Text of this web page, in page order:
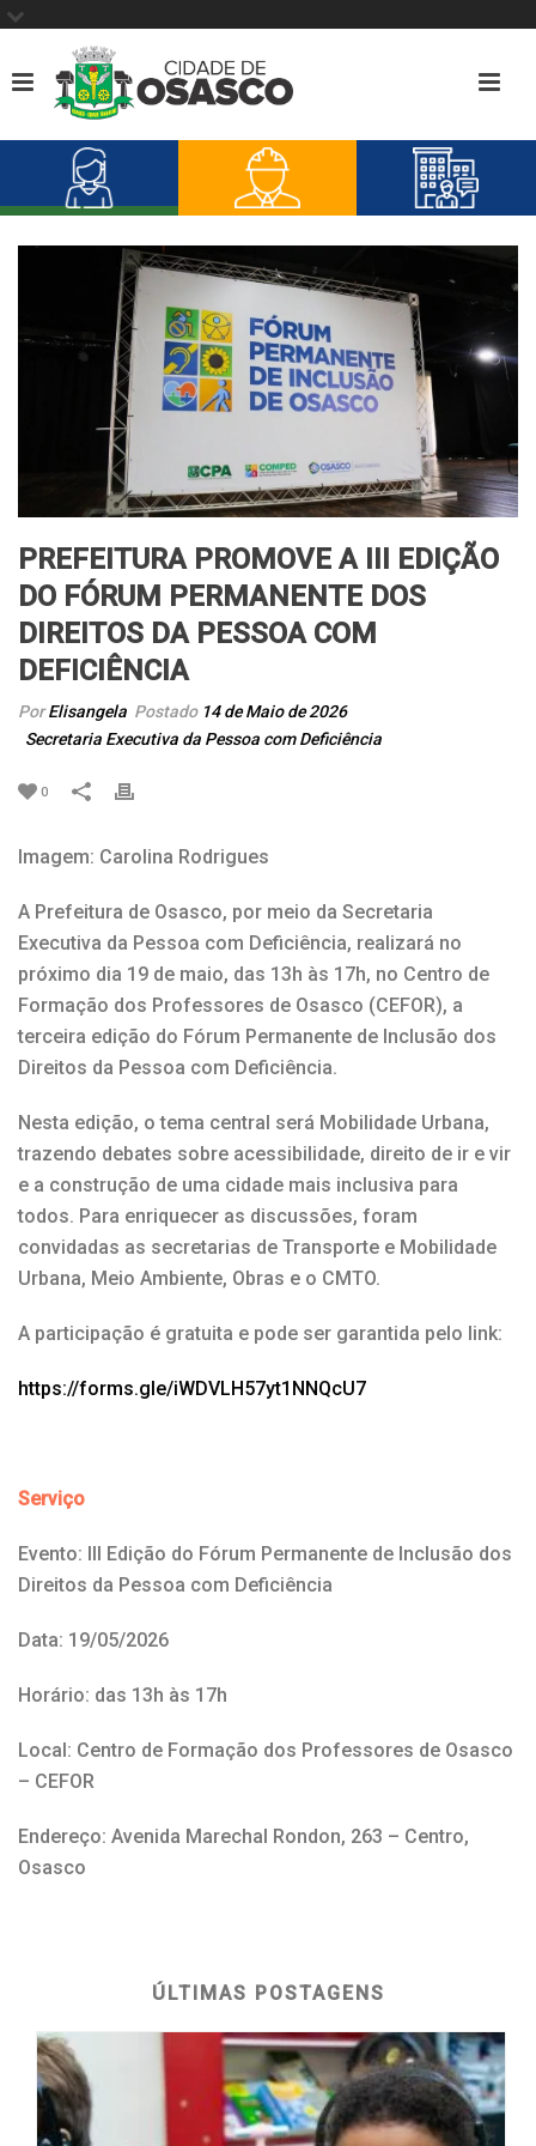
PREFEITURA PROMOVE A III EDIÇÃO
DO FÓRUM PERMANENTE DOS
DIREITOS DA PESSOA COM
DEFICIÊNCIA
PorElisangela Postado 14 de Maio de 2026
Secretaria Executiva da Pessoa com Deficiência
0
Imagem: Carolina Rodrigues
A Prefeitura de Osasco, por meio da Secretaria
Executiva da Pessoa com Deficiência, realizará no
próximo dia 19 de maio, das 13h às 17h, no Centro de
Formação dos Professores de Osasco (CEFOR), a
terceira edição do Fórum Permanente de Inclusão dos
Direitos da Pessoa com Deficiência.
Nesta edição, o tema central será Mobilidade Urbana,
trazendo debates sobre acessibilidade, direito de ir e vir
e a construção de uma cidade mais inclusiva para
todos. Para enriquecer as discussões, foram
convidadas as secretarias de Transporte e Mobilidade
Urbana, Meio Ambiente, Obras e o CMTO.
A participação é gratuita e pode ser garantida pelo link:
https://forms.gle/iWDVLH57yt1NNQcU7
Serviço
Evento: III Edição do Fórum Permanente de Inclusão dos
Direitos da Pessoa com Deficiência
Data: 19/05/2026
Horário: das 13h às 17h
Local: Centro de Formação dos Professores de Osasco
– CEFOR
Endereço: Avenida Marechal Rondon, 263 – Centro,
Osasco
ÚLTIMAS POSTAGENS